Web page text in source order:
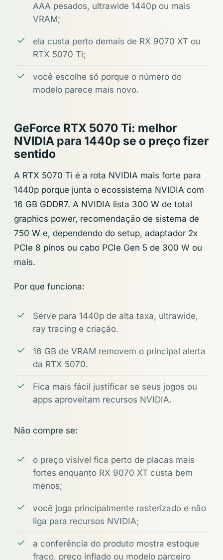
AAA pesados, ultrawide 1440p ou mais
VRAM;
ela custa perto demais de RX 9070 XT ou
RTX 5070 Ti;
você escolhe só porque o número do
modelo parece mais novo.
GeForce RTX 5070 Ti: melhor
NVIDIA para 1440p se o preço fizer
sentido
A RTX 5070 Ti é a rota NVIDIA mais forte para
1440p porque junta o ecossistema NVIDIA com
16 GB GDDR7. A NVIDIA lista 300 W de total
graphics power, recomendação de sistema de
750 W e, dependendo do setup, adaptador 2x
PCIe 8 pinos ou cabo PCIe Gen 5 de 300 W ou
mais.
Por que funciona:
Serve para 1440p de alta taxa, ultrawide,
ray tracing e criação.
16 GB de VRAM removem o principal alerta
da RTX 5070.
Fica mais fácil justificar se seus jogos ou
apps aproveitam recursos NVIDIA.
Não compre se:
o preço visível fica perto de placas mais
fortes enquanto RX 9070 XT custa bem
menos;
você joga principalmente rasterizado e não
liga para recursos NVIDIA;
a conferência do produto mostra estoque
fraco, preço inflado ou modelo parceiro